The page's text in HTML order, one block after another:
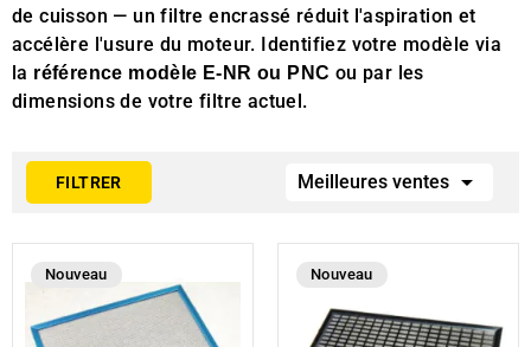
de cuisson — un filtre encrassé réduit l'aspiration et
accélère l'usure du moteur. Identifiez votre modèle via
la référence modèle E-NR ou PNC ou par les
dimensions de votre filtre actuel.
FILTRER Meilleures ventes 
Nouveau Nouveau